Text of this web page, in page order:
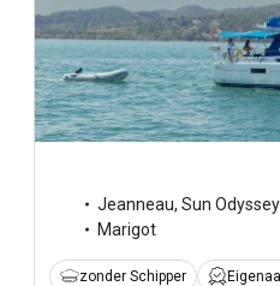
Jeanneau, Sun
Marigot
zonder Schipper